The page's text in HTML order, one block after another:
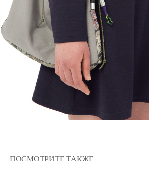
ПОСМОТРИТЕ ТАКЖЕ
ПОДПИШИТЕСЬ НА НАШУ РАССЫЛКУ!
Нажимая на кнопку, вы даете согласие на обработку
персональных данных и соглашаетесь c
конфиденциальности
Подписаться